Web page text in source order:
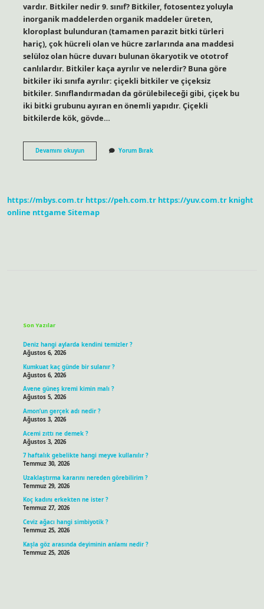
vardır. Bitkiler nedir 9. sınıf? Bitkiler, fotosentez yoluyla
inorganik maddelerden organik maddeler üreten,
kloroplast bulunduran (tamamen parazit bitki türleri
hariç), çok hücreli olan ve hücre zarlarında ana maddesi
selüloz olan hücre duvarı bulunan ökaryotik ve ototrof
canlılardır. Bitkiler kaça ayrılır ve nelerdir? Buna göre
bitkiler iki sınıfa ayrılır: çiçekli bitkiler ve çiçeksiz
bitkiler. Sınıflandırmadan da görülebileceği gibi, çiçek bu
iki bitki grubunu ayıran en önemli yapıdır. Çiçekli
bitkilerde kök, gövde…
Devamını okuyunBitkiler
Nedir
Yorum Bırak
https://mbys.com.tr https://peh.com.tr https://yuv.com.tr knight
online nttgame Sitemap
Son Yazılar
Deniz hangi aylarda kendini temizler ?
Ağustos 6, 2026
Kumkuat kaç günde bir sulanır ?
Ağustos 6, 2026
Avene güneş kremi kimin malı ?
Ağustos 5, 2026
Amon’un gerçek adı nedir ?
Ağustos 3, 2026
Acemi zıttı ne demek ?
Ağustos 3, 2026
7 haftalık gebelikte hangi meyve kullanılır ?
Temmuz 30, 2026
Uzaklaştırma kararını nereden görebilirim ?
Temmuz 29, 2026
Koç kadını erkekten ne ister ?
Temmuz 27, 2026
Ceviz ağacı hangi simbiyotik ?
Temmuz 25, 2026
Kaşla göz arasında deyiminin anlamı nedir ?
Temmuz 25, 2026